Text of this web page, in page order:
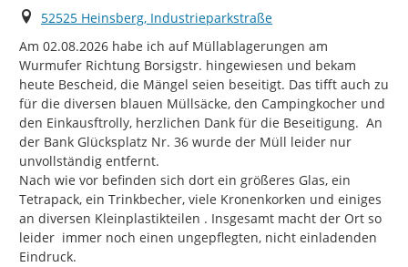
Ort
52525 Heinsberg, Industrieparkstraße
Am 02.08.2026 habe ich auf Müllablagerungen am
Wurmufer Richtung Borsigstr. hingewiesen und bekam
heute Bescheid, die Mängel seien beseitigt. Das tifft auch zu
für die diversen blauen Müllsäcke, den Campingkocher und
den Einkausftrolly, herzlichen Dank für die Beseitigung.  An
der Bank Glücksplatz Nr. 36 wurde der Müll leider nur
unvollständig entfernt.
Nach wie vor befinden sich dort ein größeres Glas, ein
Tetrapack, ein Trinkbecher, viele Kronenkorken und einiges
an diversen Kleinplastikteilen . Insgesamt macht der Ort so
leider  immer noch einen ungepflegten, nicht einladenden
Eindruck.